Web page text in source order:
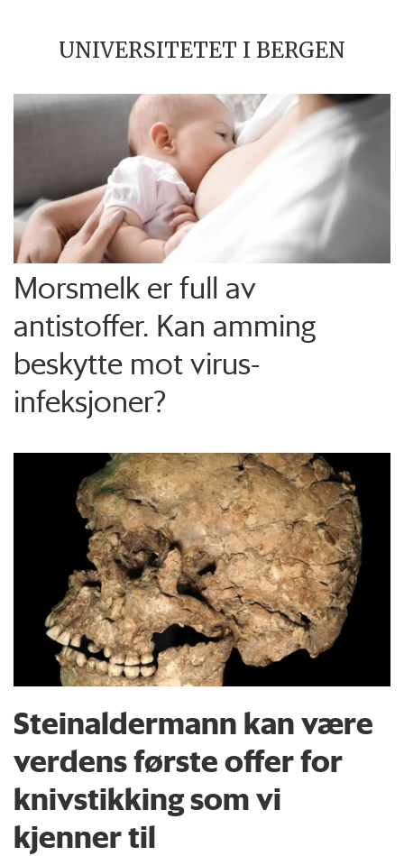
UNIVERSITETET I BERGEN
Morsmelk er full av
antistoffer. Kan amming
beskytte mot virus-
infeksjoner?
Steinaldermann kan være
verdens første offer for
knivstikking som vi
kjenner til